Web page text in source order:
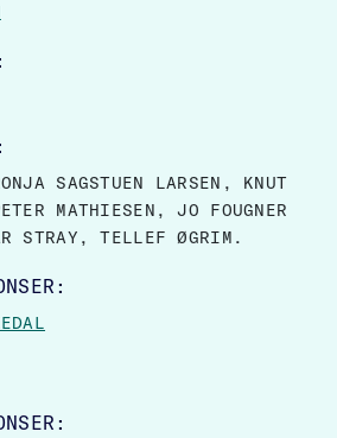
SAGSTUEN LARSEN, KNUT
MATHIESEN, JO FOUGNER
STRAY, TELLEF ØGRIM.